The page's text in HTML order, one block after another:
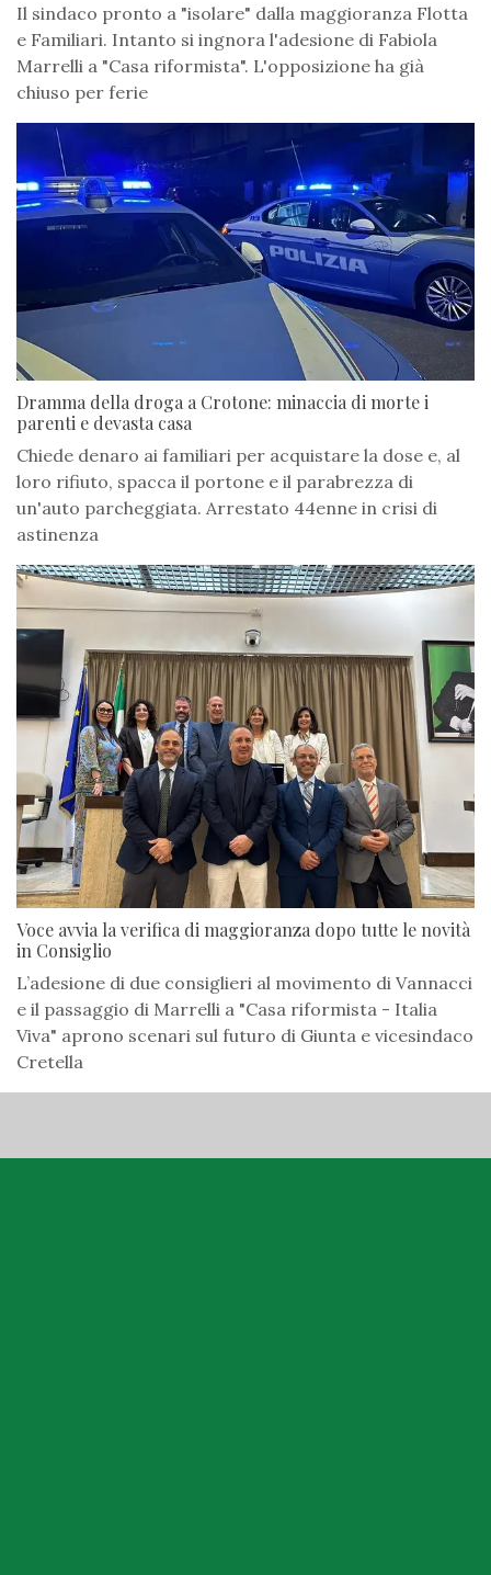
Il sindaco pronto a "isolare" dalla maggioranza Flotta
e Familiari. Intanto si ingnora l'adesione di Fabiola
Marrelli a "Casa riformista". L'opposizione ha già
chiuso per ferie
Dramma della droga a Crotone: minaccia di morte i
parenti e devasta casa
Chiede denaro ai familiari per acquistare la dose e, al
loro rifiuto, spacca il portone e il parabrezza di
un'auto parcheggiata. Arrestato 44enne in crisi di
astinenza
Voce avvia la verifica di maggioranza dopo tutte le novità
in Consiglio
L’adesione di due consiglieri al movimento di Vannacci
e il passaggio di Marrelli a "Casa riformista - Italia
Viva" aprono scenari sul futuro di Giunta e vicesindaco
Cretella